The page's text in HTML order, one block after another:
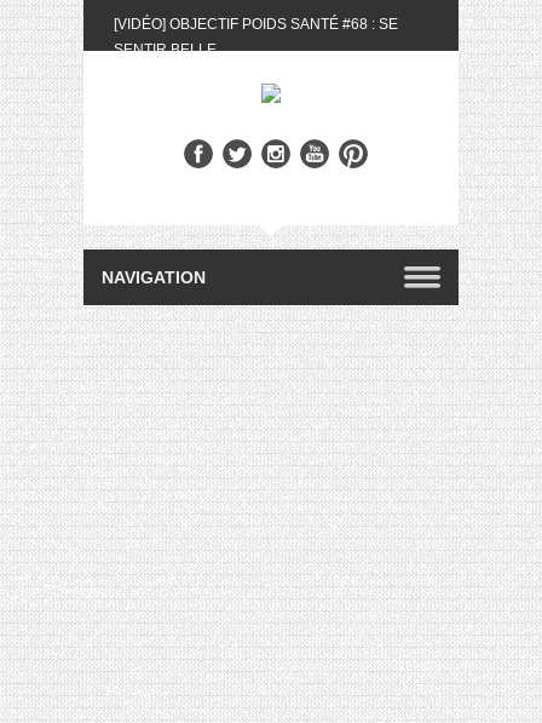
[VIDÉO] OBJECTIF POIDS SANTÉ #68 : SE
SENTIR BELLE
BIOTYFULL BOX DU MOIS DE MAI 2024 FEAT.
[VIDÉO] QUITOQUE #10 : MEAL PREP &
CONVIVIALITÉ
[VIDÉO] UNBOXING : LES MY LITTLE &
BIOTYFULL BOX DU MOIS D’AVRIL 2024
FEAT. AKILA
[VIDÉO] OBJECTIF POIDS SANTÉ #67 : L’AVIS
DES AUTRES, CE N’EST QUE LA VIE DES
AUTRES
[VIDÉO] UNBOXING : LES MY LITTLE &
BIOTYFULL BOX DES MOIS DE FÉVRIER ET
MARS 2024 FEAT. AKILA
[VIDÉO] LA SÉLECTION DU MOIS
#JANVIER2024
[VIDÉO] HELLOFRESH #34 : IDÉES
RECETTES RISOTTO